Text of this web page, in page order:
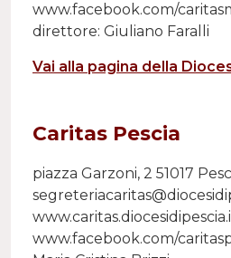
www.facebook.com/
direttore: Giuliano Faralli
Vai alla pagina della
Caritas Pescia
piazza Garzoni, 2 51017
www.facebook.com/